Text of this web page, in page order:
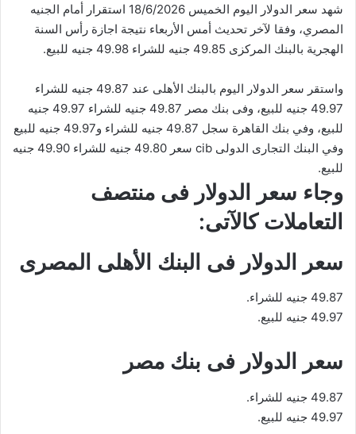
شهد سعر الدولار اليوم الخميس 18/6/2026 استقرار أمام الجنيه
المصري، وفقا لآخر تحديث أمس الأربعاء نتيجة اجازة رأس السنة
الهجرية بالبنك المركزى 49.85 جنيه للشراء 49.98 جنيه للبيع.
واستقر سعر الدولار اليوم بالبنك الأهلى عند 49.87 جنيه للشراء
49.97 جنيه للبيع، وفى بنك مصر 49.87 جنيه للشراء 49.97 جنيه
للبيع، وفي بنك القاهرة سجل 49.87 جنيه للشراء و49.97 جنيه للبيع
وفي البنك التجارى الدولى cib سعر 49.80 جنيه للشراء 49.90 جنيه
للبيع.
وجاء سعر الدولار فى منتصف
التعاملات كالآتى:
سعر الدولار فى البنك الأهلى المصرى
49.87 جنيه للشراء.
49.97 جنيه للبيع.
سعر الدولار فى بنك مصر
49.87 جنيه للشراء.
49.97 جنيه للبيع.